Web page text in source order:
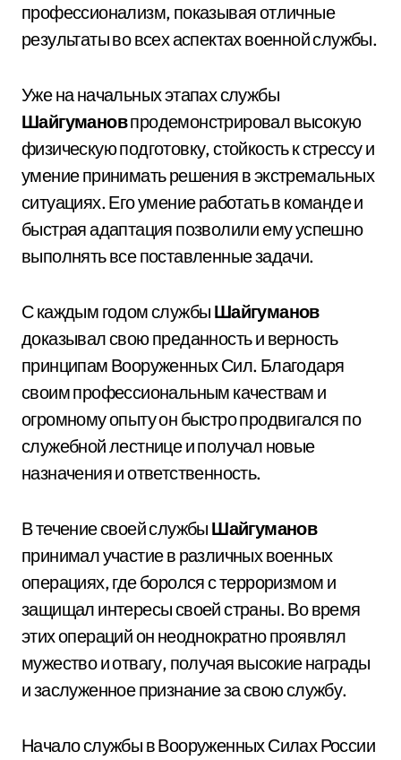
профессионализм, показывая отличные
результаты во всех аспектах военной службы.
Уже на начальных этапах службы
Шайгумановпродемонстрировал высокую
физическую подготовку, стойкость к стрессу и
умение принимать решения в экстремальных
ситуациях. Его умение работать в команде и
быстрая адаптация позволили ему успешно
выполнять все поставленные задачи.
С каждым годом службы Шайгуманов
доказывал свою преданность и верность
принципам Вооруженных Сил. Благодаря
своим профессиональным качествам и
огромному опыту он быстро продвигался по
служебной лестнице и получал новые
назначения и ответственность.
В течение своей службы Шайгуманов
принимал участие в различных военных
операциях, где боролся с терроризмом и
защищал интересы своей страны. Во время
этих операций он неоднократно проявлял
мужество и отвагу, получая высокие награды
и заслуженное признание за свою службу.
Начало службы в Вооруженных Силах России